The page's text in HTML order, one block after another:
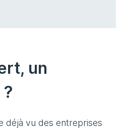
un
déjà vu des entreprises